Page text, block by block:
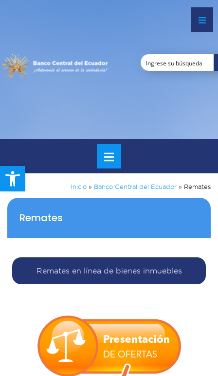
Open toolbar
Inicio » Banco Central del Ecuador » Remates
Remates
Remates en línea de bienes inmuebles